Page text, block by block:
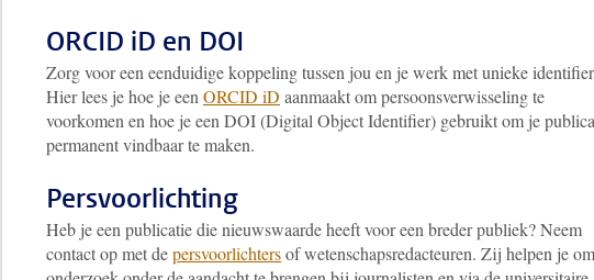
ORCID iD en DOI
Zorg voor een eenduidige koppeling tussen jou en je werk met unieke
Hier lees je hoe je een ORCID iD aanmaakt om persoonsverwisseling te
voorkomen en hoe je een DOI (Digital Object Identifier) gebruikt om je
permanent vindbaar te maken.
Persvoorlichting
Heb je een publicatie die nieuwswaarde heeft voor een breder publiek? Neem
contact op met depersvoorlichtersof wetenschapsredacteuren. Zij helpen je